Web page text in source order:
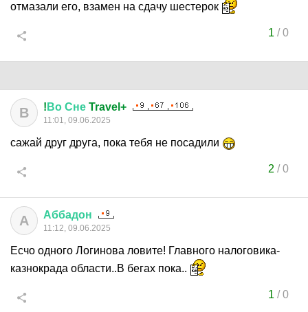
отмазали его, взамен на сдачу шестерок
1 /0
В ! Во Сне Travel+
11:01, 09.06.2025
сажай друг друга, пока тебя не посадили
2 /0
А Аббадон
11:12, 09.06.2025
Есчо одного Логинова ловите! Главного налоговика-
казнокрада области..В бегах пока..
1 /0